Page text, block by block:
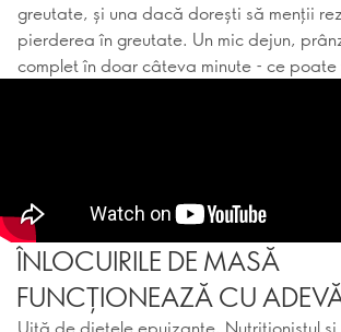
greutate, și una dacă dorești să menții
pierderea în greutate. Un mic dejun,
complet în doar câteva minute - ce poate
ÎNLOCUIRILE DE MASĂ
FUNCȚIONEAZĂ CU
Uită de dietele epuizante. Nutriționistul și